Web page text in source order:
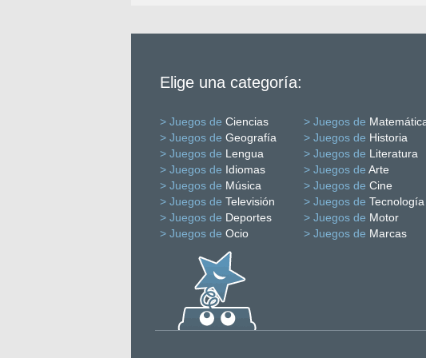
Elige una categoría:
> Juegos de Ciencias > Juegos de
> Juegos de Geografía > Juegos de Historia
> Juegos de Lengua > Juegos de Literatura
> Juegos de Idiomas > Juegos de Arte
> Juegos de Música > Juegos de Cine
> Juegos de Televisión > Juegos de Tecnología
> Juegos de Deportes > Juegos de Motor
> Juegos de Ocio > Juegos de Marcas